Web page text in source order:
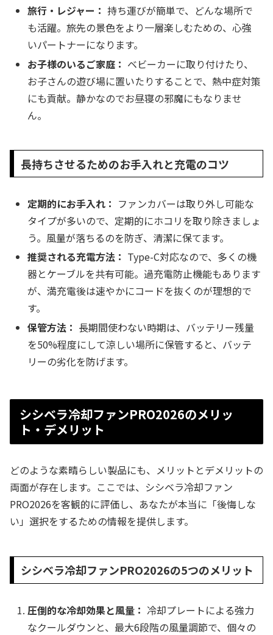
旅行・レジャー： 持ち運びが簡単で、どんな場所で
も活躍。旅先の景色をより一層楽しむための、心強
いパートナーになります。
お子様のいるご家庭： ベビーカーに取り付けたり、
お子さんの遊び場に置いたりすることで、熱中症対策
にも貢献。静かなのでお昼寝の邪魔にもなりませ
ん。
長持ちさせるためのお手入れと充電のコツ
定期的にお手入れ： ファンカバーは取り外し可能な
タイプが多いので、定期的にホコリを取り除きましょ
う。風量が落ちるのを防ぎ、清潔に保てます。
推奨される充電方法： Type-C対応なので、多くの機
器とケーブルを共有可能。過充電防止機能もあります
が、満充電後は速やかにコードを抜くのが理想的で
す。
保管方法： 長期間使わない時期は、バッテリー残量
を50%程度にして涼しい場所に保管すると、バッテ
リーの劣化を防げます。
シシベラ冷却ファンPRO2026のメリッ
ト・デメリット
どのような素晴らしい製品にも、メリットとデメリットの
両面が存在します。ここでは、シシベラ冷却ファン
PRO2026を客観的に評価し、あなたが本当に「後悔しな
い」選択をするための情報を提供します。
シシベラ冷却ファンPRO2026の5つのメリット
圧倒的な冷却効果と風量： 冷却プレートによる強力
なクールダウンと、最大6段階の風量調節で、個々の